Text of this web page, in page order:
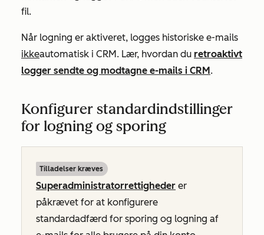
fil.
Når logning er aktiveret, logges historiske e-mails
ikkeautomatisk i CRM. Lær, hvordan du retroaktivt
logger sendte og modtagne e-mails i CRM.
Konfigurer standardindstillinger
for logning og sporing
Tilladelser kræves
Superadministratorrettigheder er
påkrævet for at konfigurere
standardadfærd for sporing og logning af